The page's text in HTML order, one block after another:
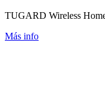
TUGARD Wireless
Más info